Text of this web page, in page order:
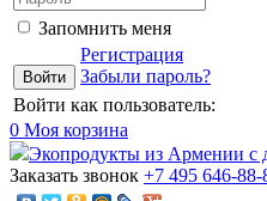
Запомнить меня
Регистрация
Забыли пароль?
Войти как пользователь:
0 Моя корзина
Экопродукты из Армении с
Заказать звонок +7 495 646-88-